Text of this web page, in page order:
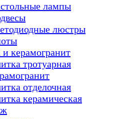
лампы
люстры
керамогранит
тротуарная
отделочная
керамическая